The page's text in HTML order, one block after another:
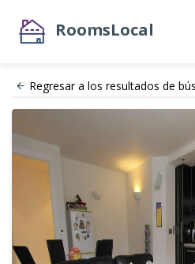
RoomsLocal
Regresar a los resultados de